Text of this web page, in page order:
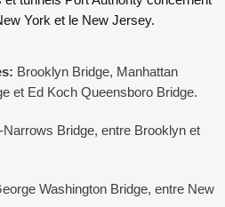
York et le New Jersey.
Brooklyn Bridge, Manhattan
et Ed Koch Queensboro Bridge.
Bridge, entre Brooklyn et
Washington Bridge, entre New